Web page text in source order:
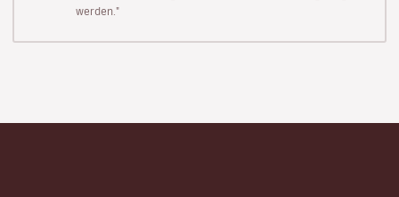
werden."